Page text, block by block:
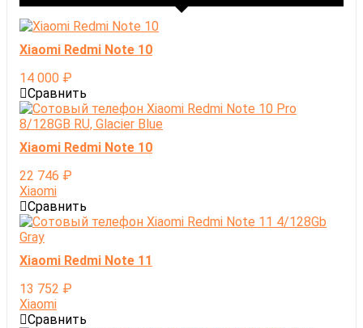
Xiaomi Redmi Note 10
14 000 ₽
Сравнить
Xiaomi Redmi Note 10
22 746 ₽
Xiaomi
Сравнить
Xiaomi Redmi Note 11
13 752 ₽
Xiaomi
Сравнить